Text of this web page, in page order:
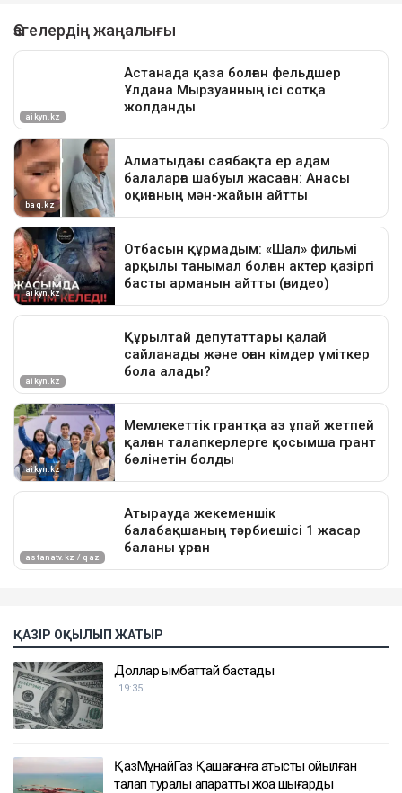
ҚАЗІР ОҚЫЛЫП ЖАТЫР
Доллар қымбаттай бастады
19:35
ҚазМұнайГаз Қашағанға қатысты қойылған
талап туралы ақпаратты жоққа шығарды